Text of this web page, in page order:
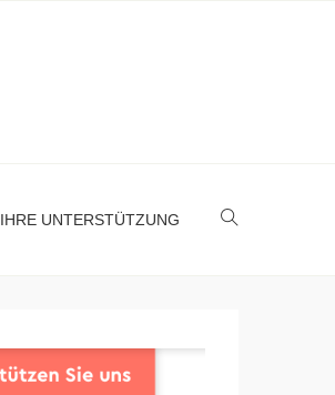
IHRE UNTERSTÜTZUNG